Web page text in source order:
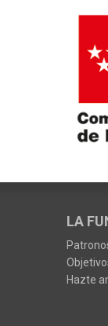
LA
Hazte